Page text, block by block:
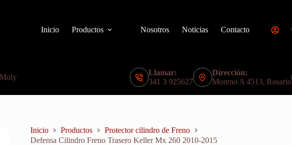
Inicio
Productos Nosotros Noticias Contacto
Llamar:
341 3 925627
Dirección:
Moreno A 4513, Rosario
Inicio Productos
Protector cilindro de Freno
Defensa Cilindro Freno Trasero Keller Mx 260 2010-2015